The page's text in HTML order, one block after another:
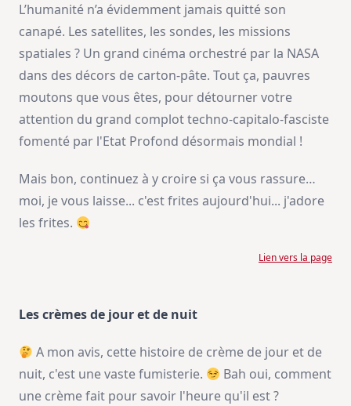
L’humanité n’a évidemment jamais quitté son
canapé. Les satellites, les sondes, les missions
spatiales ? Un grand cinéma orchestré par la NASA
dans des décors de carton-pâte. Tout ça, pauvres
moutons que vous êtes, pour détourner votre
attention du grand complot techno-capitalo-fasciste
fomenté par l'Etat Profond désormais mondial !
Mais bon, continuez à y croire si ça vous rassure…
moi, je vous laisse... c'est frites aujourd'hui... j'adore
les frites.
Lien vers la page
Les crèmes de jour et de nuit
A mon avis, cette histoire de crème de jour et de
nuit, c'est une vaste fumisterie.
Bah oui, comment
une crème fait pour savoir l'heure qu'il est ?